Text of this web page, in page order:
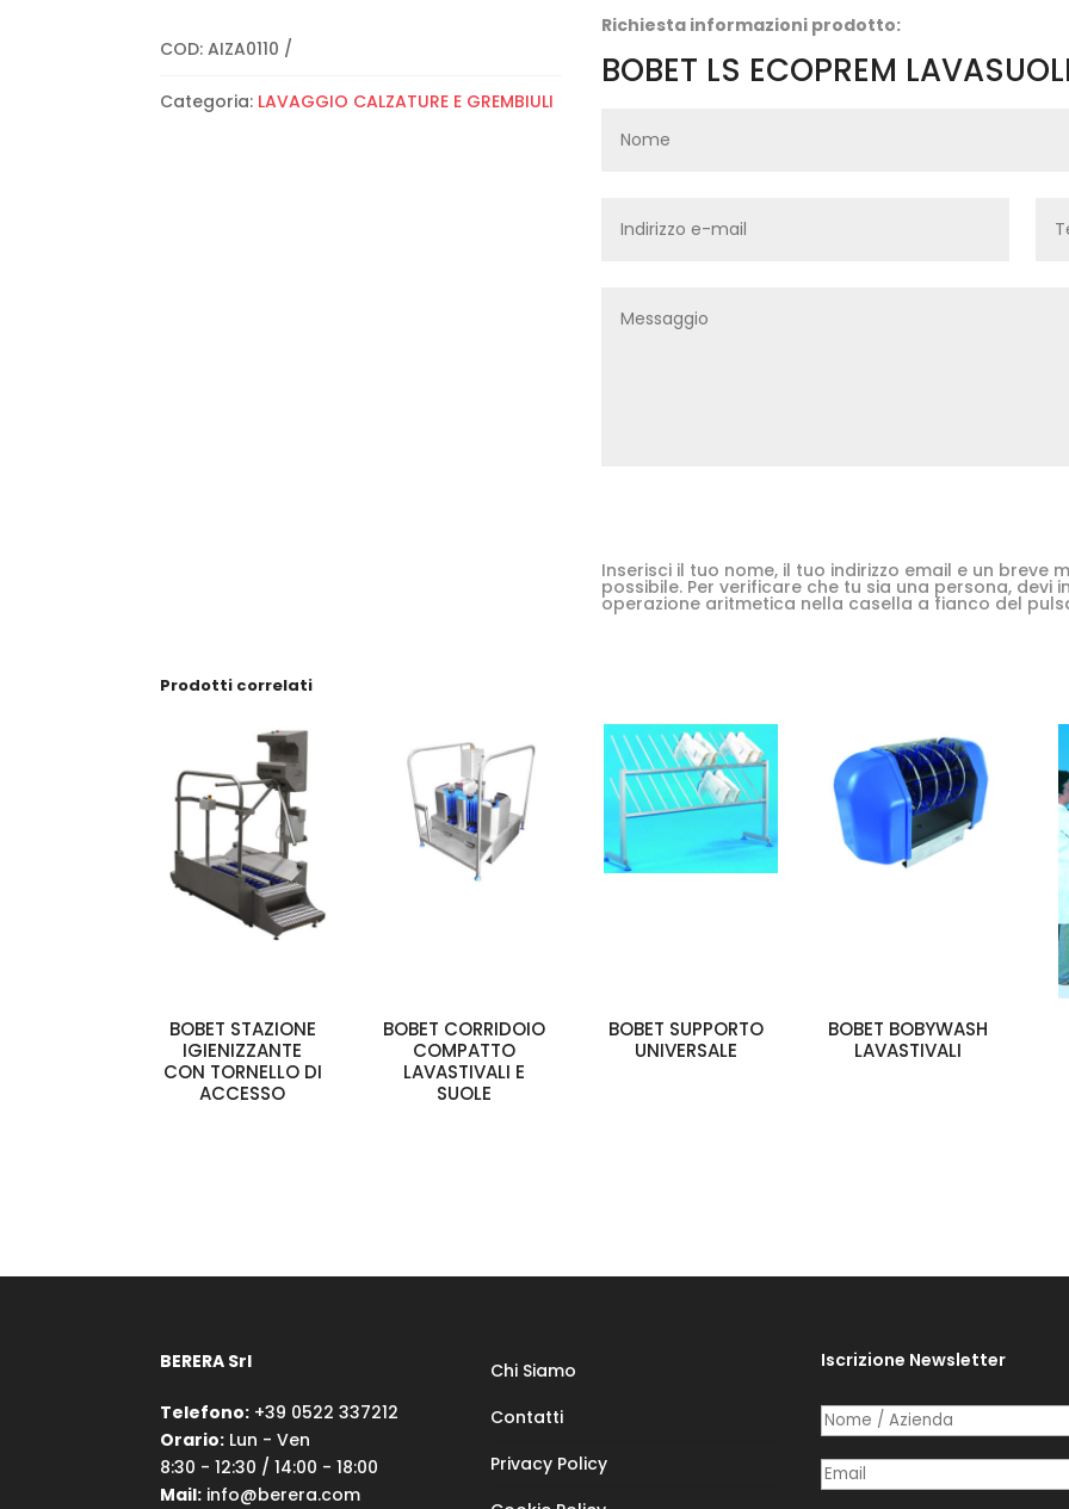
COD:AIZA0110
Categoria: LAVAGGIO CALZATURE E GREMBIULI
Richiesta informazioni prodotto:
BOBET LS ECOPREM
Inserisci il tuo nome, il tuo indirizzo email e un
possibile. Per verificare che tu sia una persona, devi
operazione aritmetica nella casella a fianco del
Prodotti correlati
BOBET STAZIONE
IGIENIZZANTE
CON TORNELLO DI
ACCESSO
BOBET CORRIDOIO
COMPATTO
LAVASTIVALI E
SUOLE
BOBET SUPPORTO
UNIVERSALE
BOBET BOBYWASH
LAVASTIVALI
BERERA Srl
Telefono: +39 0522 337212
Orario: Lun - Ven
8:30 - 12:30 / 14:00 - 18:00
Mail: info@berera.com
Chi Siamo
Contatti
Privacy Policy
Iscrizione Newsletter
Nome /​ Azienda
Posta elettronica